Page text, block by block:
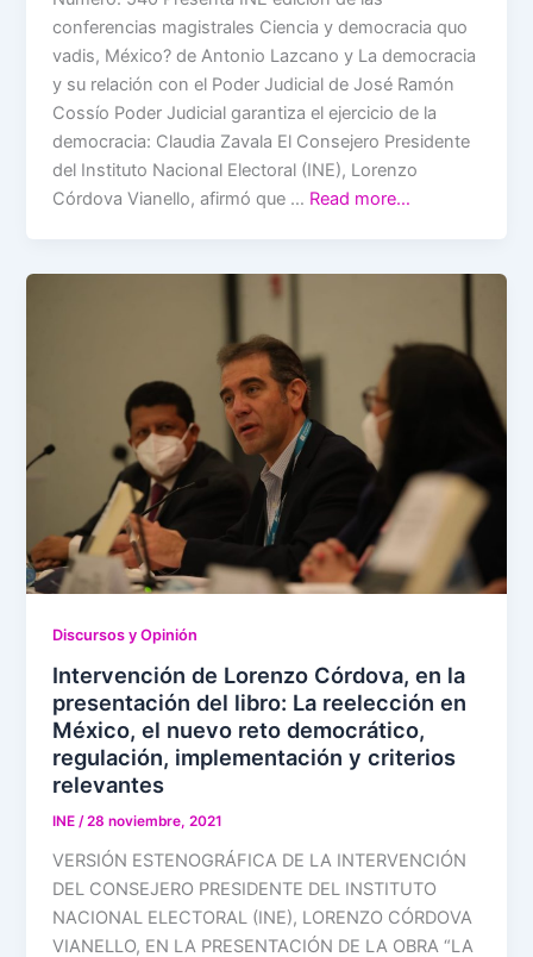
conferencias magistrales Ciencia y democracia quo
vadis, México? de Antonio Lazcano y La democracia
y su relación con el Poder Judicial de José Ramón
Cossío Poder Judicial garantiza el ejercicio de la
democracia: Claudia Zavala El Consejero Presidente
del Instituto Nacional Electoral (INE), Lorenzo
Córdova Vianello, afirmó que … Read more…
Discursos y Opinión
Intervención de Lorenzo Córdova, en la
presentación del libro: La reelección en
México, el nuevo reto democrático,
regulación, implementación y criterios
relevantes
INE/28 noviembre, 2021
VERSIÓN ESTENOGRÁFICA DE LA INTERVENCIÓN
DEL CONSEJERO PRESIDENTE DEL INSTITUTO
NACIONAL ELECTORAL (INE), LORENZO CÓRDOVA
VIANELLO, EN LA PRESENTACIÓN DE LA OBRA “LA